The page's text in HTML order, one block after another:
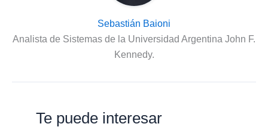
Sebastián Baioni
Analista de Sistemas de la Universidad Argentina John F.
Kennedy.
Te puede interesar